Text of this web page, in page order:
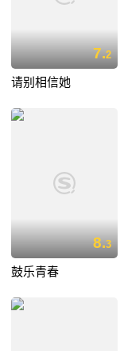
7.2
请别相信她
8.3
鼓乐青春